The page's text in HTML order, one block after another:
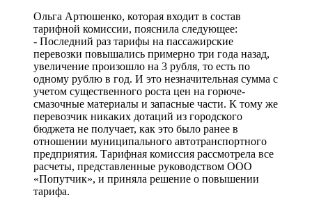
Ольга Артюшенко, которая входит в состав
тарифной комиссии, пояснила следующее:
- Последний раз тарифы на пассажирские
перевозки повышались примерно три года назад,
увеличение произошло на 3 рубля, то есть по
одному рублю в год. И это незначительная сумма с
учетом существенного роста цен на горюче-
смазочные материалы и запасные части. К тому же
перевозчик никаких дотаций из городского
бюджета не получает, как это было ранее в
отношении муниципального автотранспортного
предприятия. Тарифная комиссия рассмотрела все
расчеты, представленные руководством ООО
«Попутчик», и приняла решение о повышении
тарифа.